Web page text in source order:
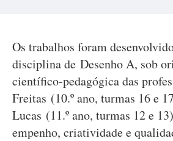
Os trabalhos foram
disciplina de Desenho A, sob
científico-pedagógica das
Freitas (10.º ano, turmas 16 e
Lucas (11.º ano, turmas 12 e
empenho, criatividade e